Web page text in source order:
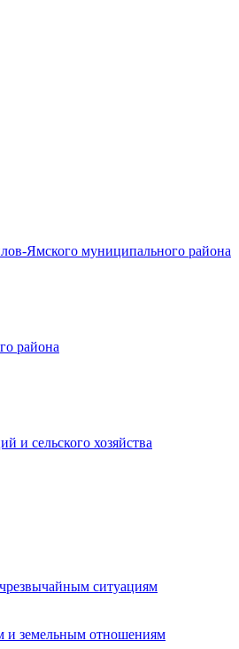
Ямского муниципального района
района
и сельского хозяйства
ситуациям
и земельным отношениям